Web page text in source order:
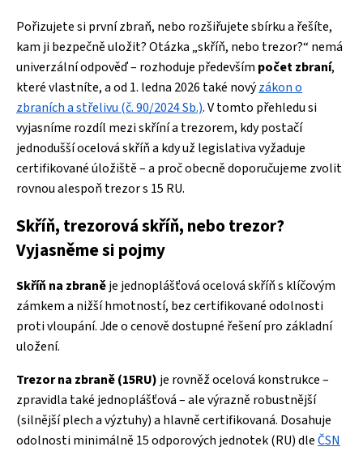
Pořizujete si první zbraň, nebo rozšiřujete sbírku a řešíte,
kam ji bezpečně uložit? Otázka „skříň, nebo trezor?“ nemá
univerzální odpověď – rozhoduje především počet zbraní,
které vlastníte, a od 1. ledna 2026 také novýzákon o
zbraních a střelivu (č. 90/2024 Sb.). V tomto přehledu si
vyjasníme rozdíl mezi skříní a trezorem, kdy postačí
jednodušší ocelová skříň a kdy už legislativa vyžaduje
certifikované úložiště – a proč obecně doporučujeme zvolit
rovnou alespoň trezor s 15 RU.
Skříň, trezorová skříň, nebo trezor?
Vyjasněme si pojmy
Skříň na zbraněje jednoplášťová ocelová skříň s klíčovým
zámkem a nižší hmotností, bez certifikované odolnosti
proti vloupání. Jde o cenově dostupné řešení pro základní
uložení.
Trezor na zbraně (15RU) je rovněž ocelová konstrukce –
zpravidla také jednoplášťová – ale výrazně robustnější
(silnější plech a výztuhy) a hlavně certifikovaná. Dosahuje
odolnosti minimálně 15 odporových jednotek (RU) dleČSN